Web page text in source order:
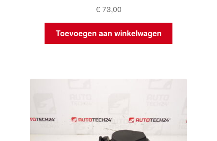
€73,00
Toevoegen aan winkelwagen